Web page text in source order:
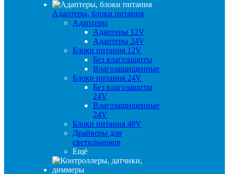
Адаптеры, блоки питания
Адаптеры
Адаптеры 12V
Адаптеры 24V
Блоки питания 12V
Без влагозащиты
Влагозащищенные
Блоки питания 24V
Без влагозащиты
24V
Влагозащищенные
24V
Блоки питания 48V
Драйверы для
светильников
Ещё